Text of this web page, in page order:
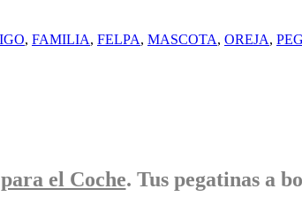
, FAMILIA, FELPA, MASCOTA, OREJA,
el Coche. Tus pegatinasa